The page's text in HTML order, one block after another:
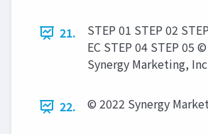
21.
STEP 01 STEP 02
EC STEP 04 STEP 05
Synergy Marketing,
22. © 2022 Synergy